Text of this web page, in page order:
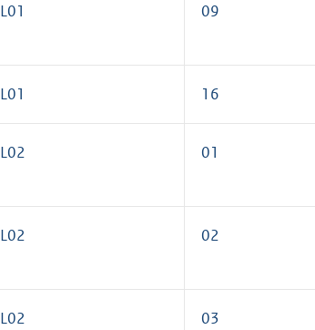
L01 09
L01 16
L02 01
L02 02
L02 03